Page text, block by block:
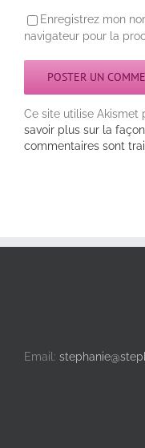
Enregistrez mon
navigateur pour la
Ce site utilise Akismet
savoir plus sur la
commentaires sont
Email: